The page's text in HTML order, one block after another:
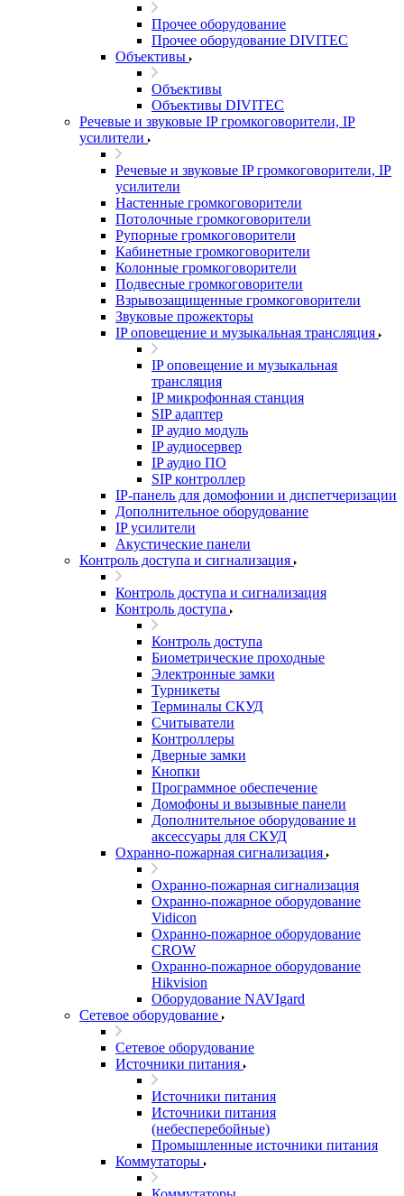
Прочее оборудование
Прочее оборудование DIVITEC
Объективы
Объективы
Объективы DIVITEC
Речевые и звуковые IP громкоговорители, IP
усилители
Речевые и звуковые IP громкоговорители, IP
усилители
Настенные громкоговорители
Потолочные громкоговорители
Рупорные громкоговорители
Кабинетные громкоговорители
Колонные громкоговорители
Подвесные громкоговорители
Взрывозащищенные громкоговорители
Звуковые прожекторы
IP оповещение и музыкальная трансляция
IP оповещение и музыкальная
трансляция
IP микрофонная станция
SIP адаптер
IP аудио модуль
IP аудиосервер
IP аудио ПО
SIP контроллер
IP-панель для домофонии и диспетчеризации
Дополнительное оборудование
IP усилители
Акустические панели
Контроль доступа и сигнализация
Контроль доступа и сигнализация
Контроль доступа
Контроль доступа
Биометрические проходные
Электронные замки
Турникеты
Терминалы СКУД
Считыватели
Контроллеры
Дверные замки
Кнопки
Программное обеспечение
Домофоны и вызывные панели
Дополнительное оборудование и
аксессуары для СКУД
Охранно-пожарная сигнализация
Охранно-пожарная сигнализация
Охранно-пожарное оборудование
Vidicon
Охранно-пожарное оборудование
CROW
Охранно-пожарное оборудование
Hikvision
Оборудование NAVIgard
Сетевое оборудование
Сетевое оборудование
Источники питания
Источники питания
Источники питания
(небесперебойные)
Промышленные источники питания
Коммутаторы